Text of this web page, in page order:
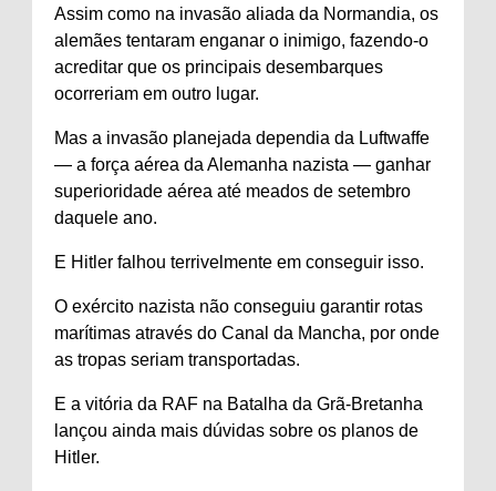
Assim como na invasão aliada da Normandia, os
alemães tentaram enganar o inimigo, fazendo-o
acreditar que os principais desembarques
ocorreriam em outro lugar.
Mas a invasão planejada dependia da Luftwaffe
— a força aérea da Alemanha nazista — ganhar
superioridade aérea até meados de setembro
daquele ano.
E Hitler falhou terrivelmente em conseguir isso.
O exército nazista não conseguiu garantir rotas
marítimas através do Canal da Mancha, por onde
as tropas seriam transportadas.
E a vitória da RAF na Batalha da Grã-Bretanha
lançou ainda mais dúvidas sobre os planos de
Hitler.